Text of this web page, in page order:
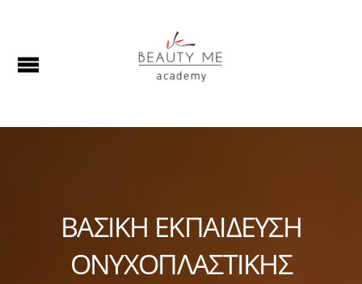
ΒΑΣΙΚΗ ΕΚΠΑΙΔΕΥΣΗ
ΟΝΥΧΟΠΛΑΣΤΙΚΗΣ